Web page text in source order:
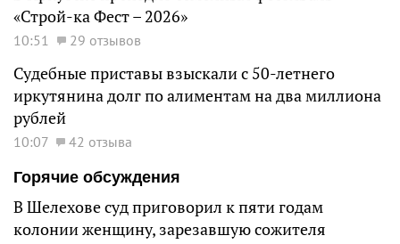
«Строй-ка Фест – 2026»
10:51 29 отзывов
Судебные приставы взыскали с 50-летнего
иркутянина долг по алиментам на два миллиона
рублей
10:07
42 отзыва
Горячие обсуждения
В Шелехове суд приговорил к пяти годам
колонии женщину, зарезавшую сожителя